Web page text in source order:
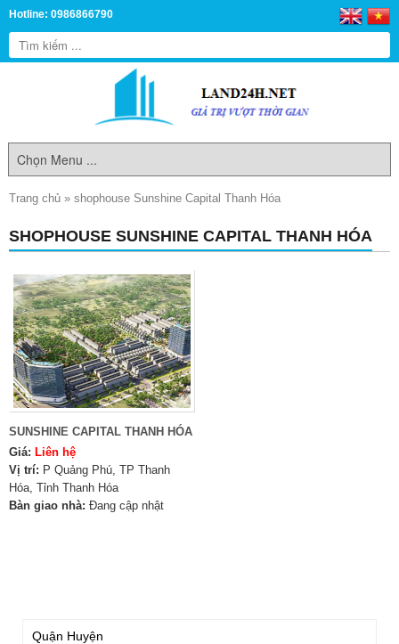
Hotline: 0986866790
Trang chủ » shophouse Sunshine Capital Thanh Hóa
SHOPHOUSE SUNSHINE CAPITAL THANH HÓA
SUNSHINE CAPITAL THANH HÓA
Giá: Liên hệ
Vị trí: P Quảng Phú, TP Thanh
Hóa, Tỉnh Thanh Hóa
Bàn giao nhà: Đang cập nhật